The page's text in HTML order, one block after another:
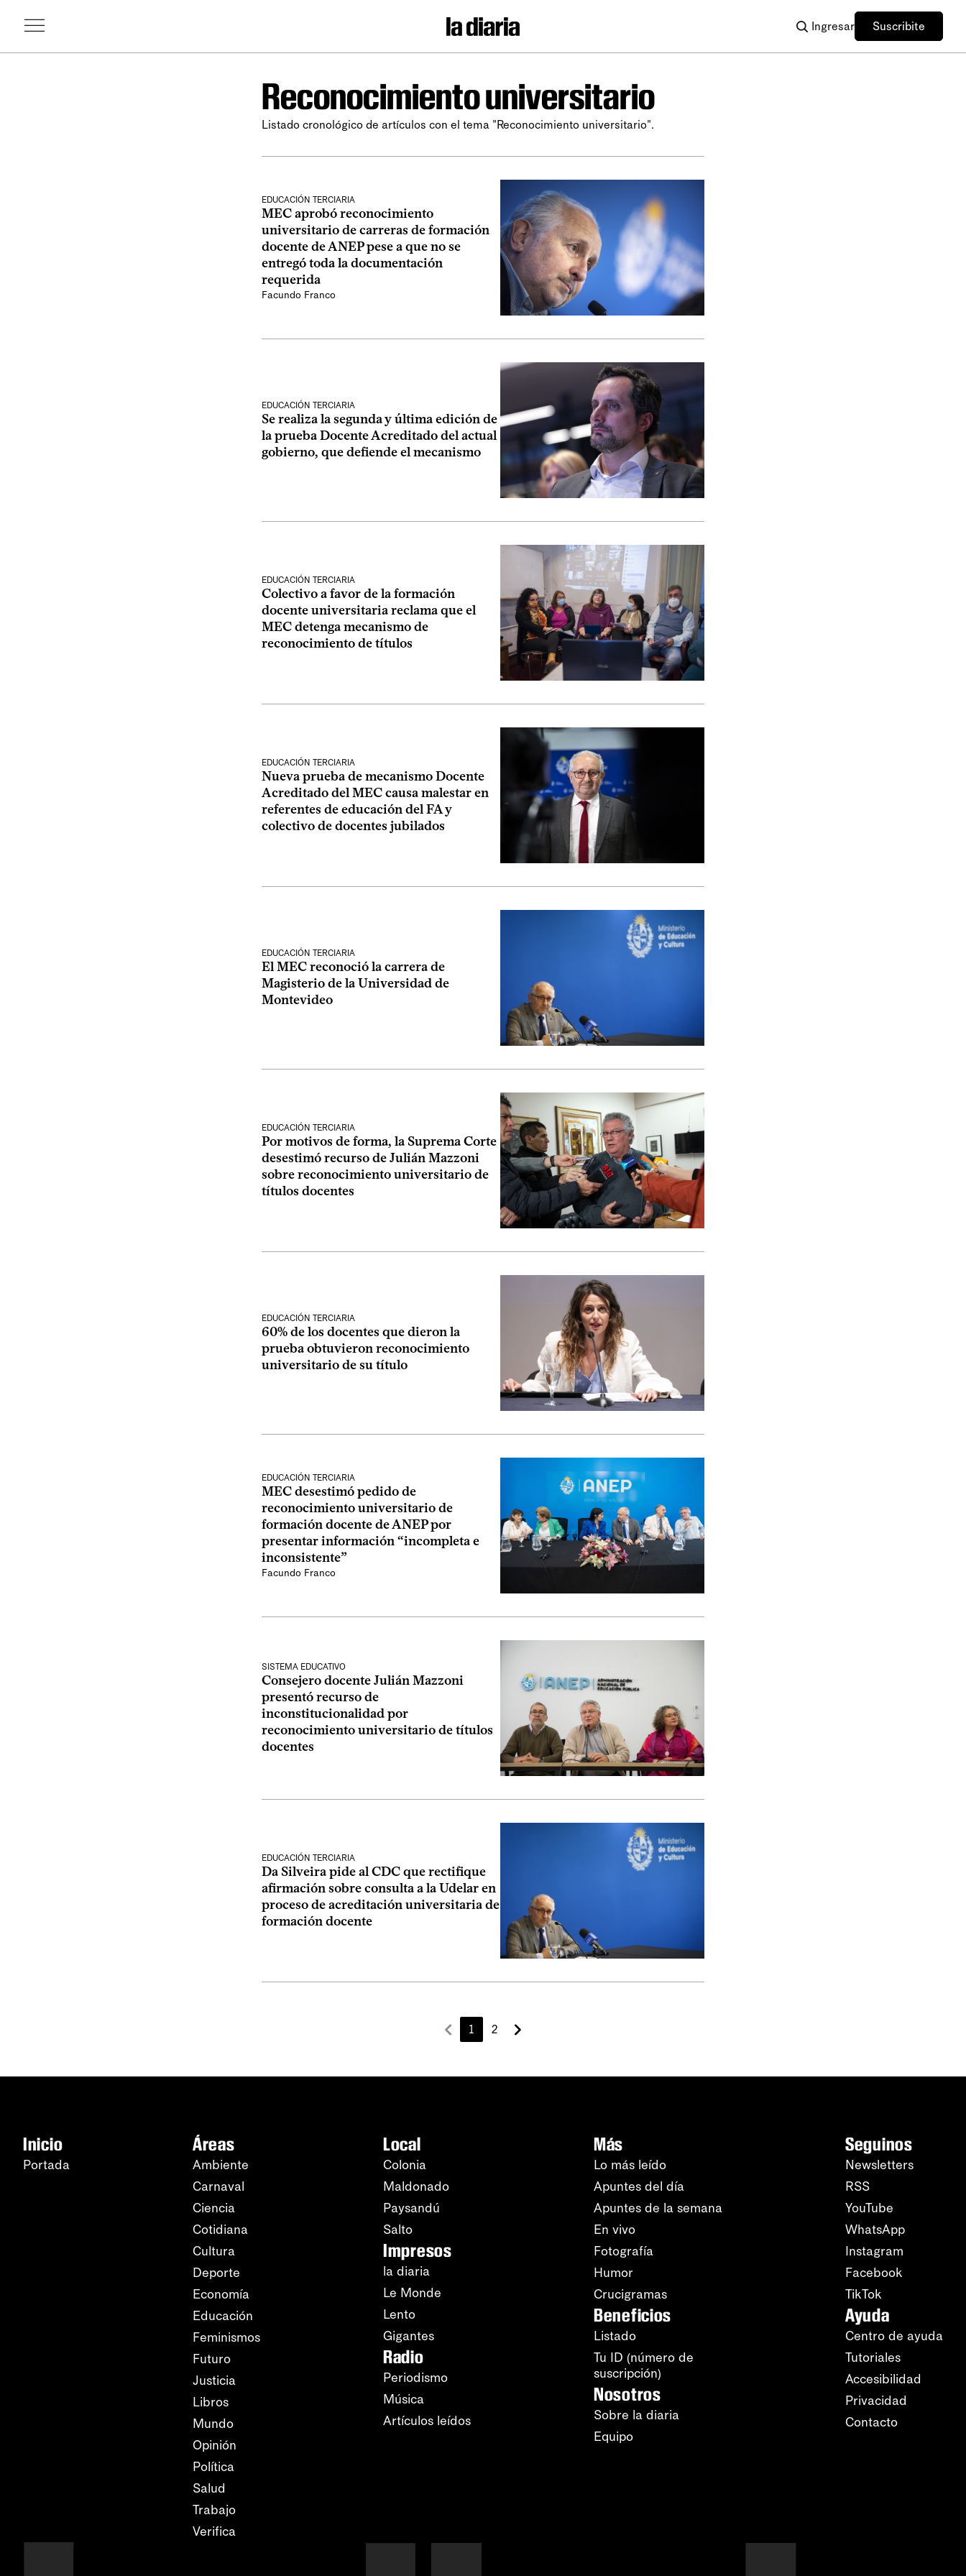
Ingresar Suscribite
Reconocimiento universitario
Listado cronológico de artículos con el tema "Reconocimiento universitario".
EDUCACIÓN TERCIARIA
MEC aprobó reconocimiento
universitario de carreras de formación
docente de ANEP pese a que no se
entregó toda la documentación
requerida
Facundo Franco
EDUCACIÓN TERCIARIA
Se realiza la segunda y última edición de
la prueba Docente Acreditado del actual
gobierno, que defiende el mecanismo
EDUCACIÓN TERCIARIA
Colectivo a favor de la formación
docente universitaria reclama que el
MEC detenga mecanismo de
reconocimiento de títulos
EDUCACIÓN TERCIARIA
Nueva prueba de mecanismo Docente
Acreditado del MEC causa malestar en
referentes de educación del FA y
colectivo de docentes jubilados
EDUCACIÓN TERCIARIA
El MEC reconoció la carrera de
Magisterio de la Universidad de
Montevideo
EDUCACIÓN TERCIARIA
Por motivos de forma, la Suprema Corte
desestimó recurso de Julián Mazzoni
sobre reconocimiento universitario de
títulos docentes
EDUCACIÓN TERCIARIA
60% de los docentes que dieron la
prueba obtuvieron reconocimiento
universitario de su título
EDUCACIÓN TERCIARIA
MEC desestimó pedido de
reconocimiento universitario de
formación docente de ANEP por
presentar información “incompleta e
inconsistente”
Facundo Franco
SISTEMA EDUCATIVO
Consejero docente Julián Mazzoni
presentó recurso de
inconstitucionalidad por
reconocimiento universitario de títulos
docentes
EDUCACIÓN TERCIARIA
Da Silveira pide al CDC que rectifique
afirmación sobre consulta a la Udelar en
proceso de acreditación universitaria de
formación docente
1 2
Inicio
Portada
Áreas
Ambiente
Carnaval
Ciencia
Cotidiana
Cultura
Deporte
Economía
Educación
Feminismos
Futuro
Justicia
Libros
Mundo
Opinión
Política
Salud
Trabajo
Verifica
Local
Colonia
Maldonado
Paysandú
Salto
Impresos
la diaria
Le Monde
Lento
Gigantes
Radio
Periodismo
Música
Artículos leídos
Más
Lo más leído
Apuntes del día
Apuntes de la semana
En vivo
Fotografía
Humor
Crucigramas
Beneficios
Listado
Tu ID (número de
suscripción)
Nosotros
Sobre la diaria
Equipo
Seguinos
Newsletters
RSS
YouTube
WhatsApp
Instagram
Facebook
TikTok
Ayuda
Centro de ayuda
Tutoriales
Accesibilidad
Privacidad
Contacto